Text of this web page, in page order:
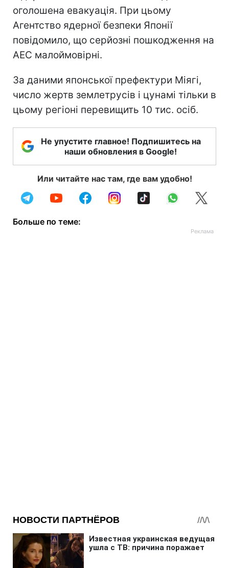
оголошена евакуація. При цьому
Агентство ядерної безпеки Японії
повідомило, що серйозні пошкодження на
АЕС малоймовірні.
За даними японської префектури Міягі,
число жертв землетрусів і цунамі тільки в
цьому регіоні перевищить 10 тис. осіб.
Не упустите главное! Подпишитесь на
наши обновления в Google!
Или читайте нас там, где вам удобно!
Больше по теме: